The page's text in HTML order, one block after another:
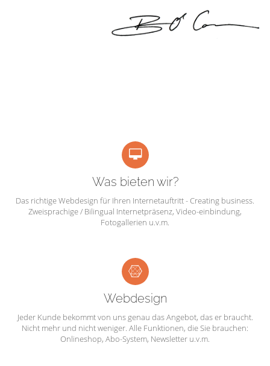
Was bieten wir?
Das richtige Webdesign für Ihren Internetauftritt - Creating business.
Zweisprachige / Bilingual Internetpräsenz, Video-einbindung,
Fotogallerien u.v.m.
Webdesign
Jeder Kunde bekommt von uns genau das Angebot, das er braucht.
Nicht mehr und nicht weniger. Alle Funktionen, die Sie brauchen:
Onlineshop, Abo-System, Newsletter u.v.m.